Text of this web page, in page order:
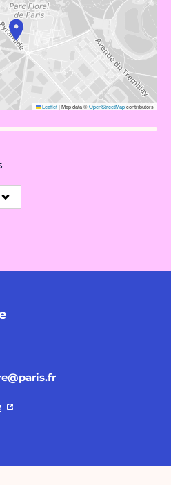
Leaflet|Map data ©OpenStreetMapcontributors